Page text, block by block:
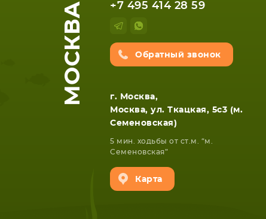
МОСКВА +7 495 414 28 59
Обратный звонок
г. Москва,
Москва, ул. Ткацкая, 5с3 (м.
Семеновская)
5 мин. ходьбы от ст.м. “м.
Семеновская”
Карта